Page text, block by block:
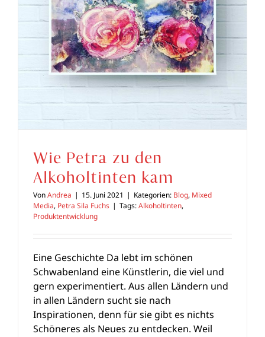
Wie Petra zu den
Alkoholtinten kam
VonAndrea | 15. Juni 2021 | Kategorien: Blog, Mixed
Media, Petra Sila Fuchs | Tags:Alkoholtinten,
Produktentwicklung
Eine Geschichte Da lebt im schönen
Schwabenland eine Künstlerin, die viel und
gern experimentiert. Aus allen Ländern und
in allen Ländern sucht sie nach
Inspirationen, denn für sie gibt es nichts
Schöneres als Neues zu entdecken. Weil